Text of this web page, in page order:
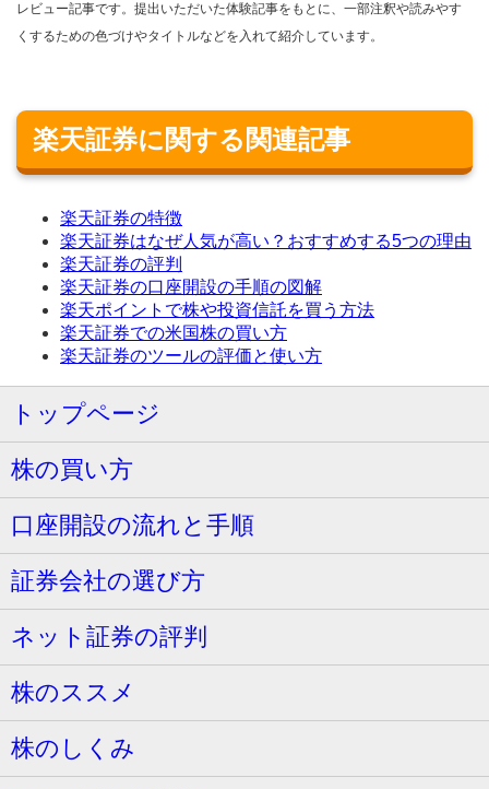
レビュー記事です。提出いただいた体験記事をもとに、一部注釈や読みやす
くするための色づけやタイトルなどを入れて紹介しています。
楽天証券に関する関連記事
楽天証券の特徴
楽天証券はなぜ人気が高い？おすすめする5つの理由
楽天証券の評判
楽天証券の口座開設の手順の図解
楽天ポイントで株や投資信託を買う方法
楽天証券での米国株の買い方
楽天証券のツールの評価と使い方
トップページ
株の買い方
口座開設の流れと手順
証券会社の選び方
ネット証券の評判
株のススメ
株のしくみ